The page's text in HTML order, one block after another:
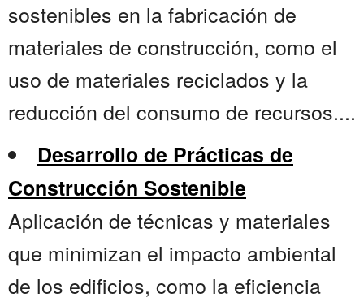
sostenibles en la fabricación de
materiales de construcción, como el
uso de materiales reciclados y la
reducción del consumo de recursos....
Desarrollo de Prácticas de
Construcción Sostenible
Aplicación de técnicas y materiales
que minimizan el impacto ambiental
de los edificios, como la eficiencia